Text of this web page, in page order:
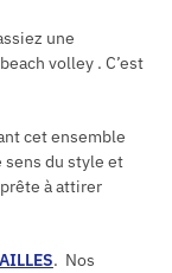
une
volley . C’est
cet ensemble
du style et
à attirer
. Nos